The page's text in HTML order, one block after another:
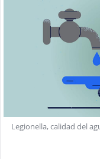
Legionella, calidad del